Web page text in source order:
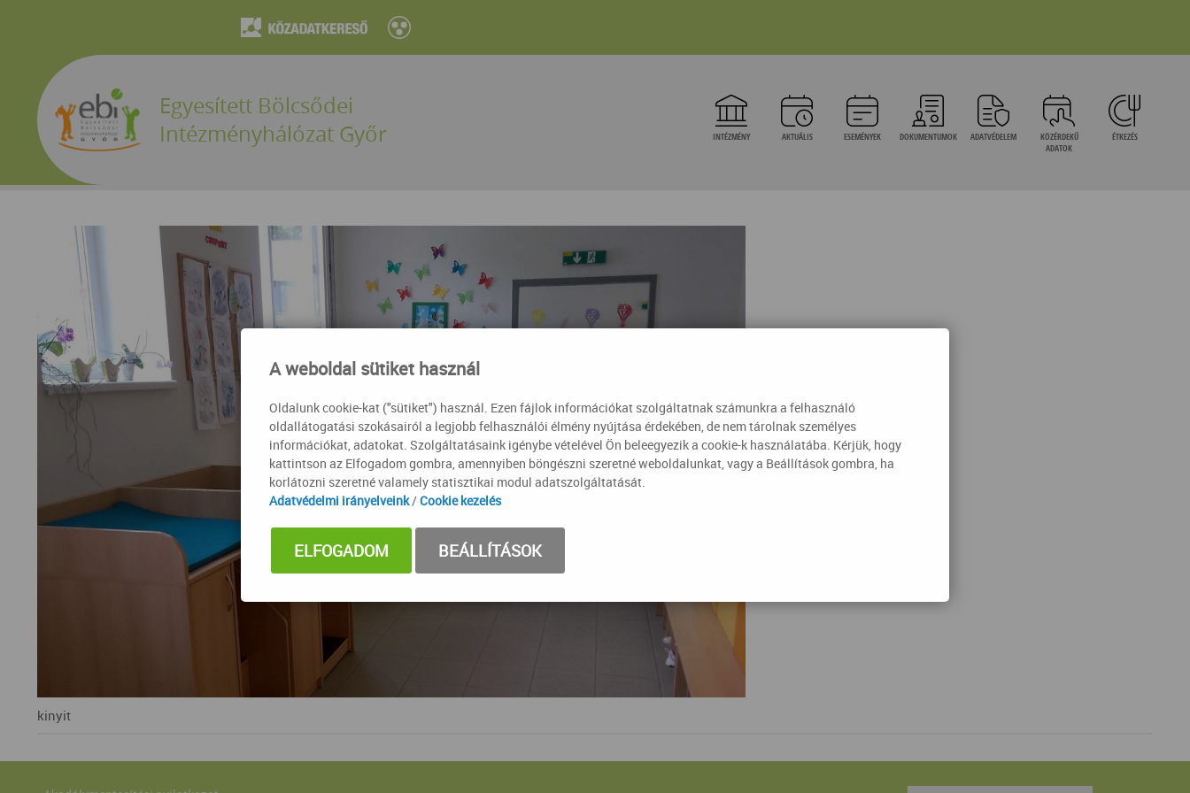
Egyesített Bölcsődei
Intézményhálózat Győr
INTÉZMÉNY AKTUÁLIS ESEMÉNYEK DOKUMENTUMOK ADATVÉDELEM
KÖZÉRDEKŰ
ADATOK
ÉTKEZÉS
kinyit
A weboldal sütiket használ
Oldalunk cookie-kat ("sütiket") használ. Ezen fájlok információkat szolgáltatnak számunkra a felhasználó
oldallátogatási szokásairól a legjobb felhasználói élmény nyújtása érdekében, de nem tárolnak személyes
információkat, adatokat. Szolgáltatásaink igénybe vételével Ön beleegyezik a cookie-k használatába. Kérjük, hogy
kattintson az Elfogadom gombra, amennyiben böngészni szeretné weboldalunkat, vagy a Beállítások gombra, ha
korlátozni szeretné valamely statisztikai modul adatszolgáltatását.
Adatvédelmi irányelveink/Cookie kezelés
ELFOGADOM BEÁLLÍTÁSOK